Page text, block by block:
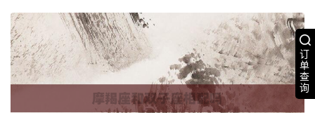
订
单
查
询